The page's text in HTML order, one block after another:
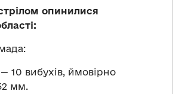
опинилися
10 вибухів, ймовірно
мм.